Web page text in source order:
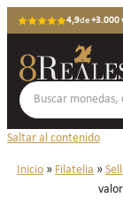
4,9de+3.000
Saltar al contenido
Inicio » Filatelia »